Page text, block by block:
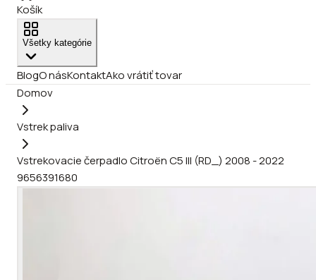
Košík
Všetky kategórie
BlogO násKontaktAko vrátiť tovar
Domov
Vstrek paliva
Vstrekovacie čerpadlo Citroën C5 III (RD_) 2008 - 2022
9656391680